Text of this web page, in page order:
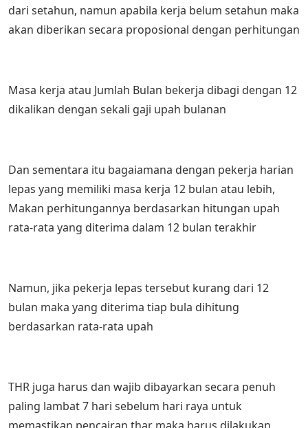
dari setahun, namun apabila kerja belum setahun maka
akan diberikan secara proposional dengan perhitungan
Masa kerja atau Jumlah Bulan bekerja dibagi dengan 12
dikalikan dengan sekali gaji upah bulanan
Dan sementara itu bagaiamana dengan pekerja harian
lepas yang memiliki masa kerja 12 bulan atau lebih,
Makan perhitungannya berdasarkan hitungan upah
rata-rata yang diterima dalam 12 bulan terakhir
Namun, jika pekerja lepas tersebut kurang dari 12
bulan maka yang diterima tiap bula dihitung
berdasarkan rata-rata upah
THR juga harus dan wajib dibayarkan secara penuh
paling lambat 7 hari sebelum hari raya untuk